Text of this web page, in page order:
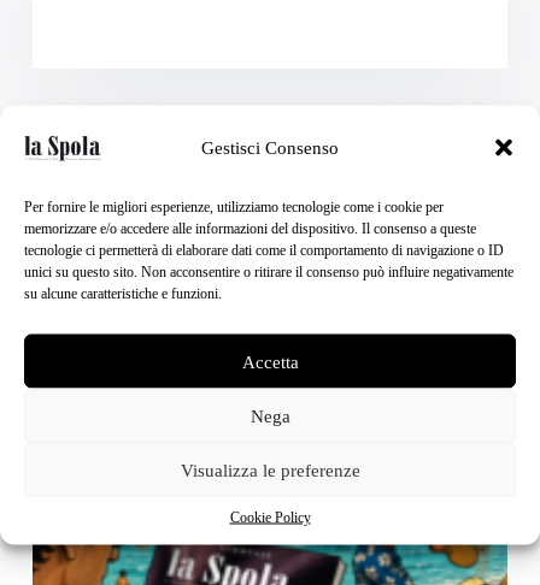
Gestisci Consenso
Per fornire le migliori esperienze, utilizziamo tecnologie come i cookie per
memorizzare e/o accedere alle informazioni del dispositivo. Il consenso a queste
tecnologie ci permetterà di elaborare dati come il comportamento di navigazione o ID
unici su questo sito. Non acconsentire o ritirare il consenso può influire negativamente
su alcune caratteristiche e funzioni.
Accetta
Nega
Visualizza le preferenze
Cookie Policy
Articoli correlati